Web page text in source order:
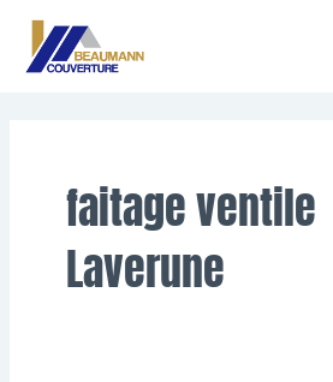
Aller
faitage ventile
Laverune